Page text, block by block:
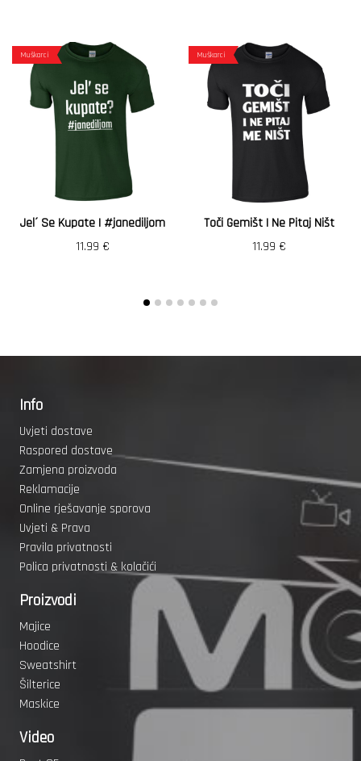
Muškarci
Jel´ Se Kupate | #janediljom
11.99 €
Muškarci
Toči Gemišt I Ne Pitaj Ništ
11.99 €
Info
Uvjeti dostave
Raspored dostave
Zamjena proizvoda
Reklamacije
Online rješavanje sporova
Uvjeti & Prava
Pravila privatnosti
Polica privatnosti & kolačići
Proizvodi
Majice
Hoodice
Sweatshirt
Šilterice
Maskice
Video